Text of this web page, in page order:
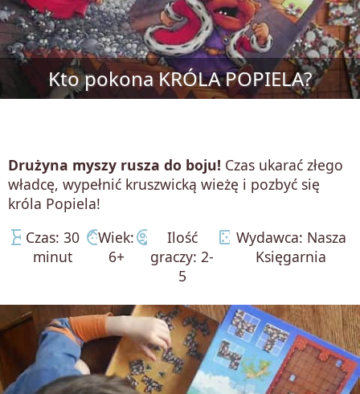
Kto pokona KRÓLA POPIELA?
Drużyna myszy rusza do boju! Czas ukarać złego
władcę, wypełnić kruszwicką wieżę i pozbyć się
króla Popiela!
hourglass_emptyCzas: 30
minut
faceWiek:
6+
supervised_user_circle
Ilość
graczy: 2-
5
casinoWydawca: Nasza
Księgarnia